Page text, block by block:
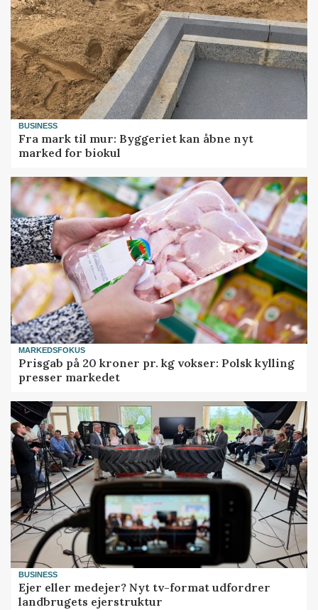
BUSINESS
Fra mark til mur: Byggeriet kan åbne nyt
marked for biokul
MARKEDSFOKUS
Prisgab på 20 kroner pr. kg vokser: Polsk kylling
presser markedet
BUSINESS
Ejer eller medejer? Nyt tv-format udfordrer
landbrugets ejerstruktur